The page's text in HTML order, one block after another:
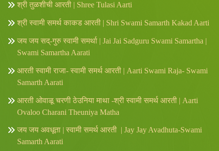
श्री तुळशीची आरती | Shree Tulasi Aarti
श्री स्वामी समर्थ काकड आरती | Shri Swami Samarth Kakad Aarti
जय जय सद्-गुरु स्वामी समर्था | Jai Jai Sadguru Swami Samartha |
Swami Samartha Aarati
आरती स्वामी राजा- स्वामी समर्थ आरती | Aarti Swami Raja- Swami
Samarth Aarati
आरती ओवाळू चरणी ठेउनिया माथा -श्री स्वामी समर्थ आरती | Aarti
Ovaloo Charani Theuniya Matha
जय जय अवधूता | स्वामी समर्थ आरती | Jay Jay Avadhuta-Swami
Samarth Aarati